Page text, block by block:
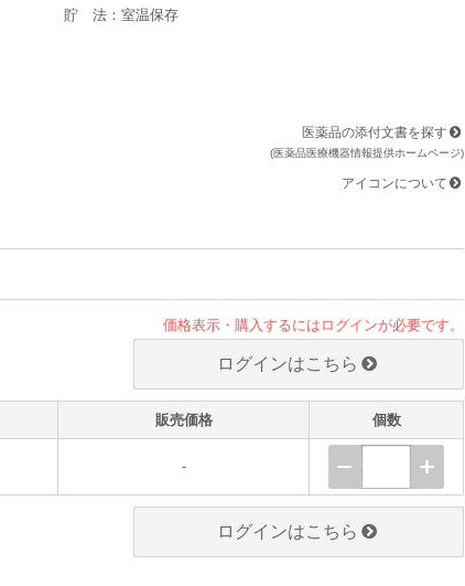
貯 法：室温保存
医薬品の添付文書を探す
(医薬品医療機器情報提供ホームページ)
アイコンについて
価格表示・購入するにはログインが必要です。
ログインはこちら
販売価格 個数
-
ログインはこちら